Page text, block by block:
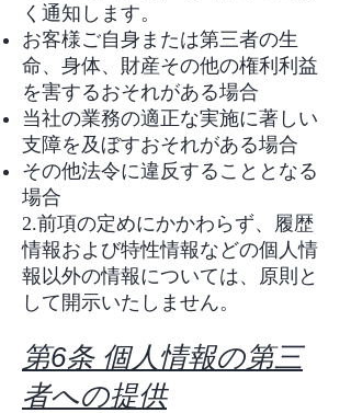
く通知します。
お客様ご自身または第三者の生
命、身体、財産その他の権利利益
を害するおそれがある場合
当社の業務の適正な実施に著しい
支障を及ぼすおそれがある場合
その他法令に違反することとなる
場合
2.前項の定めにかかわらず、履歴
情報および特性情報などの個人情
報以外の情報については、原則と
して開示いたしません。
第6条 個人情報の第三
者への提供